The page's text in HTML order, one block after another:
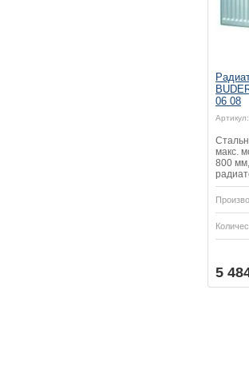
06 08
Артикул:
макс.
800
5